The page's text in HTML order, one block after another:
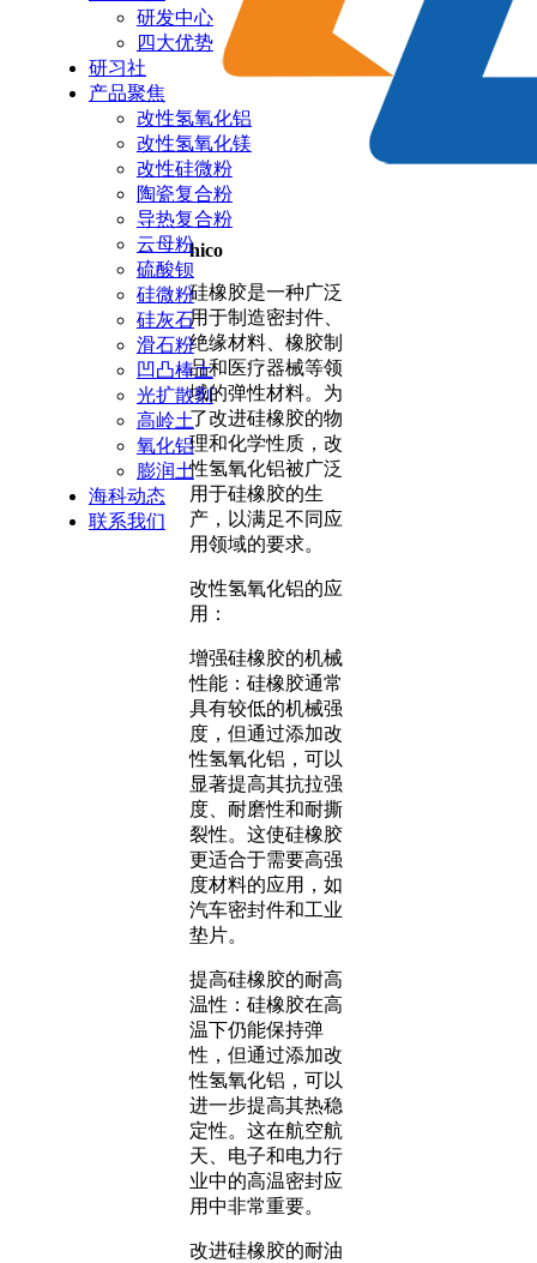
研发中心
四大优势
研习社
产品聚焦
改性氢氧化铝
改性氢氧化镁
改性硅微粉
陶瓷复合粉
导热复合粉
云母粉
硫酸钡
硅微粉
硅灰石
滑石粉
凹凸棒土
光扩散剂
高岭土
氧化铝
膨润土
海科动态
联系我们
hico
硅橡胶是一种广泛
用于制造密封件、
绝缘材料、橡胶制
品和医疗器械等领
域的弹性材料。为
了改进硅橡胶的物
理和化学性质，改
性氢氧化铝被广泛
用于硅橡胶的生
产，以满足不同应
用领域的要求。
改性氢氧化铝的应
用：
增强硅橡胶的机械
性能：硅橡胶通常
具有较低的机械强
度，但通过添加改
性氢氧化铝，可以
显著提高其抗拉强
度、耐磨性和耐撕
裂性。这使硅橡胶
更适合于需要高强
度材料的应用，如
汽车密封件和工业
垫片。
提高硅橡胶的耐高
温性：硅橡胶在高
温下仍能保持弹
性，但通过添加改
性氢氧化铝，可以
进一步提高其热稳
定性。这在航空航
天、电子和电力行
业中的高温密封应
用中非常重要。
改进硅橡胶的耐油